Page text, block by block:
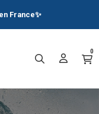
France✨
0